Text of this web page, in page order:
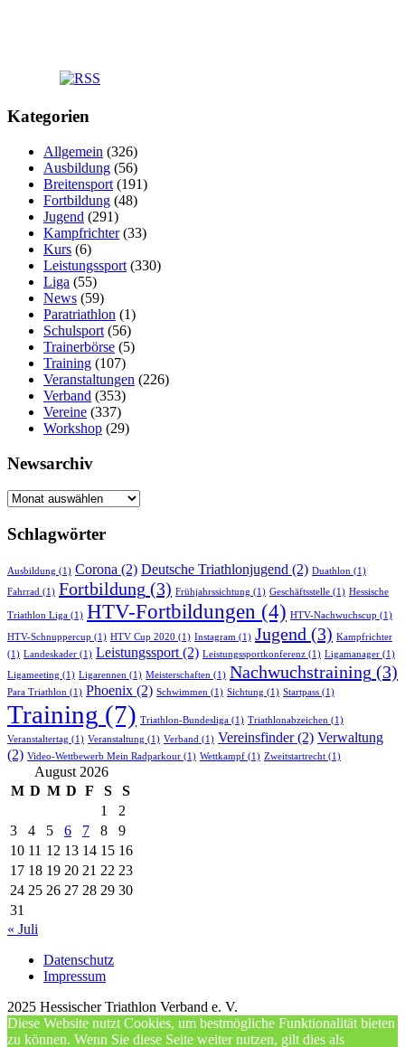
Kategorien
Allgemein (326)
Ausbildung (56)
Breitensport (191)
Fortbildung (48)
Jugend (291)
Kampfrichter(33)
Kurs (6)
Leistungssport (330)
Liga (55)
News (59)
Paratriathlon (1)
Schulsport (56)
Trainerbörse (5)
Training (107)
Veranstaltungen (226)
Verband (353)
Vereine (337)
Workshop (29)
Newsarchiv
Newsarchiv
Schlagwörter
Ausbildung (1) Corona (2) Deutsche Triathlonjugend (2) Duathlon (1)
Fahrrad (1) Fortbildung (3) Frühjahrssichtung (1) Geschäftsstelle (1) Hessische
Triathlon Liga (1) HTV-Fortbildungen (4) HTV-Nachwuchscup (1)
HTV-Schnuppercup (1) HTV Cup 2020 (1) Instagram (1) Jugend (3) Kampfrichter
(1) Landeskader (1) Leistungssport(2) Leistungssportkonferenz (1) Ligamanager (1)
Ligameeting (1) Ligarennen (1) Meisterschaften (1) Nachwuchstraining (3)
Para Triathlon (1) Phoenix (2) Schwimmen (1) Sichtung (1) Startpass (1)
Training (7) Triathlon-Bundesliga (1) Triathlonabzeichen (1)
Veranstaltertag (1) Veranstaltung (1) Verband (1) Vereinsfinder(2) Verwaltung
(2) Video-Wettbewerb Mein Radparkour (1) Wettkampf (1) Zweitstartrecht (1)
August 2026
M D M D F S
S
1
2
3
4 5 6 7 8
9
10 11 12 13 14 15 16
17 18 19 20 21 22 23
24 25 26 27 28 29 30
31
« Juli
Datenschutz
Impressum
2025 Hessischer Triathlon Verband e. V.
Diese Website nutzt Cookies, um bestmögliche Funktionalität bieten
zu können. Wenn Sie diese Seite weiter nutzen, gilt dies als